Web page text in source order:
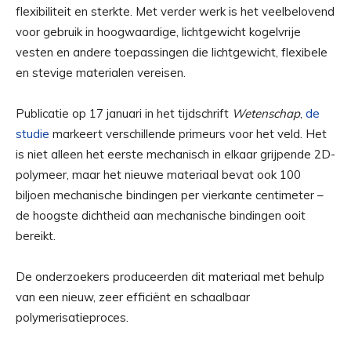
flexibiliteit en sterkte. Met verder werk is het veelbelovend
voor gebruik in hoogwaardige, lichtgewicht kogelvrije
vesten en andere toepassingen die lichtgewicht, flexibele
en stevige materialen vereisen.
Publicatie op 17 januari in het tijdschrift Wetenschap, de
studie markeert verschillende primeurs voor het veld. Het
is niet alleen het eerste mechanisch in elkaar grijpende 2D-
polymeer, maar het nieuwe materiaal bevat ook 100
biljoen mechanische bindingen per vierkante centimeter –
de hoogste dichtheid aan mechanische bindingen ooit
bereikt.
De onderzoekers produceerden dit materiaal met behulp
van een nieuw, zeer efficiënt en schaalbaar
polymerisatieproces.